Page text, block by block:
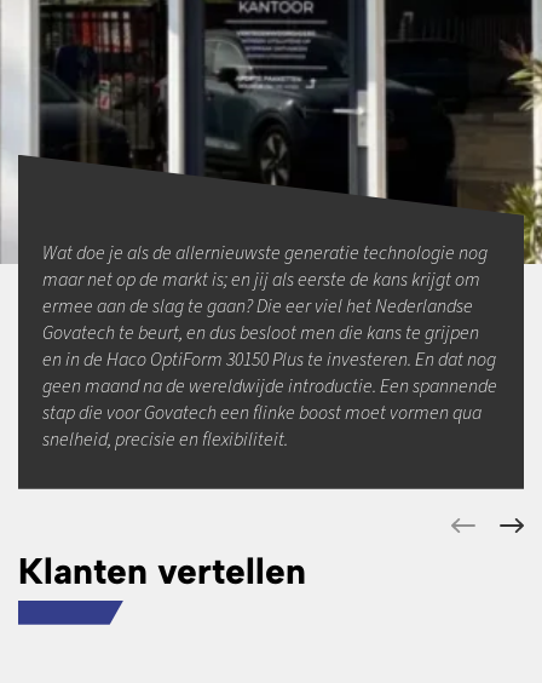
Klanten vertellen
Wat doe je als de allernieuwste generatie technologie nog
maar net op de markt is; en jij als eerste de kans krijgt om
ermee aan de slag te gaan? Die eer viel het Nederlandse
Govatech te beurt, en dus besloot men die kans te grijpen
en in de Haco OptiForm 30150 Plus te investeren. En dat nog
geen maand na de wereldwijde introductie. Een spannende
stap die voor Govatech een flinke boost moet vormen qua
snelheid, precisie en flexibiliteit.